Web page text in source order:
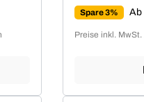
Spare 3% Ab
Preise inkl.